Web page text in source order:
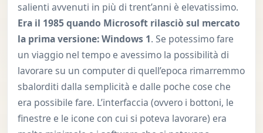
salienti avvenuti in più di trent’anni è elevatissimo.
Era il 1985 quando Microsoft rilasciò sul mercato
la prima versione: Windows 1. Se potessimo fare
un viaggio nel tempo e avessimo la possibilità di
lavorare su un computer di quell’epoca rimarremmo
sbalorditi dalla semplicità e dalle poche cose che
era possibile fare. L’interfaccia (ovvero i bottoni, le
finestre e le icone con cui si poteva lavorare) era